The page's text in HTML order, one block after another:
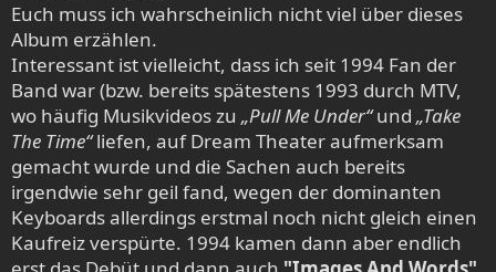
Euch muss ich wahrscheinlich nicht viel über dieses
Album erzählen.
Interessant ist vielleicht, dass ich seit 1994 Fan der
Band war (bzw. bereits spätestens 1993 durch MTV,
wo häufig Musikvideos zu „Pull Me Under“und „Take
The Time“liefen, auf Dream Theater aufmerksam
gemacht wurde und die Sachen auch bereits
irgendwie sehr geil fand, wegen der dominanten
Keyboards allerdings erstmal noch nicht gleich einen
Kaufreiz verspürte. 1994 kamen dann aber endlich